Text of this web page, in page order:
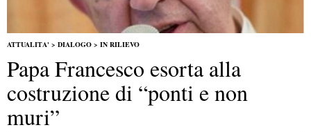
ATTUALITA' > DIALOGO > IN RILIEVO
Papa Francesco esorta alla
costruzione di “ponti e non
muri”